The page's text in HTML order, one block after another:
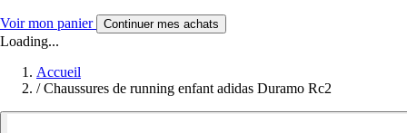
Voir mon panier Continuer mes achats
Loading...
Accueil
/ Chaussures de running enfant adidas Duramo Rc2